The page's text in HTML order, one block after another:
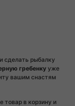
сделать рыбалку
гребенкууже
вашим снастям
товар в корзину и